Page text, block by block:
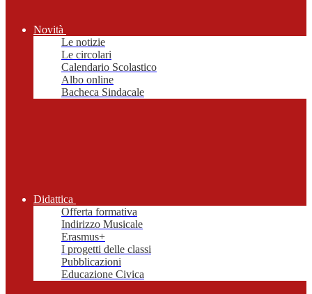
Novità
Le notizie
Le circolari
Calendario Scolastico
Albo online
Bacheca Sindacale
Didattica
Offerta formativa
Indirizzo Musicale
Erasmus+
I progetti delle classi
Pubblicazioni
Educazione Civica